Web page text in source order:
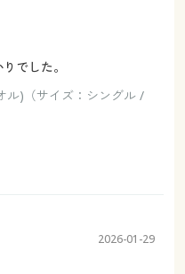
でした。
ル)（サイズ：シングル /
2026-01-29